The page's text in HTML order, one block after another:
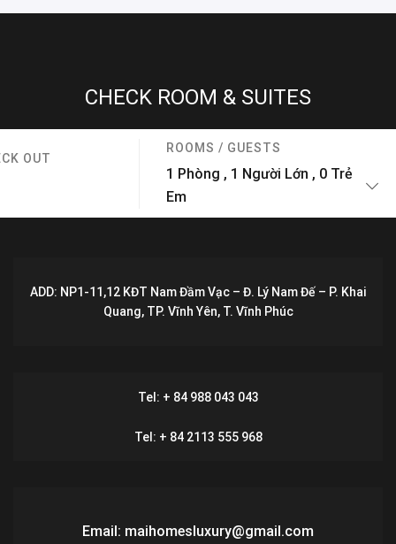
CHECK ROOM & SUITES
OUT
ROOMS / GUESTS
1 Phòng , 1 Người Lớn , 0 Trẻ
Em
ADD: NP1-11,12 KĐT Nam Đầm Vạc – Đ. Lý Nam Đế – P. Khai
Quang, TP. Vĩnh Yên, T. Vĩnh Phúc
Tel: + 84 988 043 043
Tel: + 84 2113 555 968
Email: maihomesluxury@gmail.com